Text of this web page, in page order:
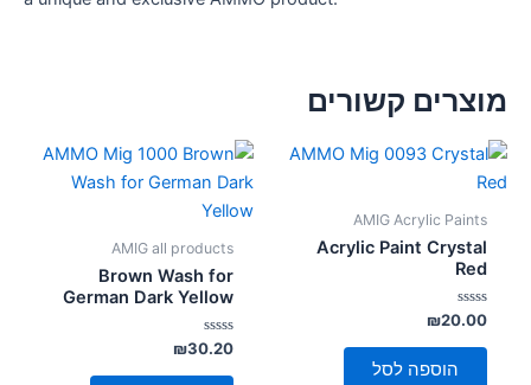
מוצרים קשורים
AMIG Acrylic Paints
Acrylic Paint Crystal
Red
דורג
0
מתוך
₪20.00
הוספה לסל
AMIG all products
Brown Wash for
German Dark Yellow
דורג
0
מתוך
₪30.20